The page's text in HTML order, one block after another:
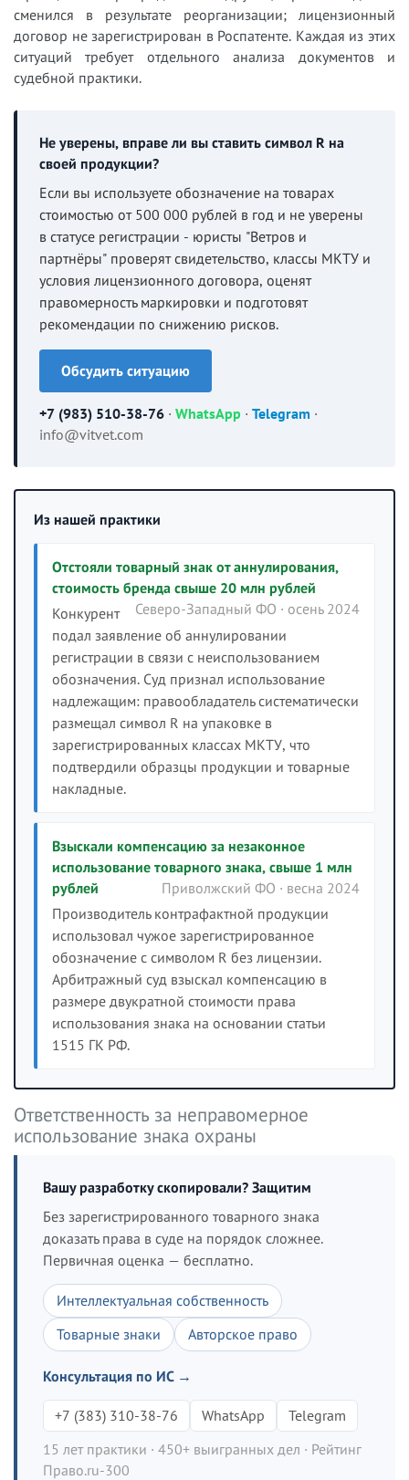
сменился в результате реорганизации; лицензионный
договор не зарегистрирован в Роспатенте. Каждая из этих
ситуаций требует отдельного анализа документов и
судебной практики.
Не уверены, вправе ли вы ставить символ R на
своей продукции?
Если вы используете обозначение на товарах
стоимостью от 500 000 рублей в год и не уверены
в статусе регистрации - юристы "Ветров и
партнёры" проверят свидетельство, классы МКТУ и
условия лицензионного договора, оценят
правомерность маркировки и подготовят
рекомендации по снижению рисков.
Обсудить ситуацию
+7 (983) 510-38-76 · WhatsApp · Telegram ·
info@vitvet.com
Из нашей практики
Отстояли товарный знак от аннулирования,
стоимость бренда свыше 20 млн рублей
Северо-Западный ФО · осень 2024
Конкурент
подал заявление об аннулировании
регистрации в связи с неиспользованием
обозначения. Суд признал использование
надлежащим: правообладатель систематически
размещал символ R на упаковке в
зарегистрированных классах МКТУ, что
подтвердили образцы продукции и товарные
накладные.
Взыскали компенсацию за незаконное
использование товарного знака, свыше 1 млн
рублей
Приволжский ФО · весна 2024
Производитель контрафактной продукции
использовал чужое зарегистрированное
обозначение с символом R без лицензии.
Арбитражный суд взыскал компенсацию в
размере двукратной стоимости права
использования знака на основании статьи
1515 ГК РФ.
Ответственность за неправомерное
использование знака охраны
Вашу разработку скопировали? Защитим
Без зарегистрированного товарного знака
доказать права в суде на порядок сложнее.
Первичная оценка — бесплатно.
Интеллектуальная собственность
Товарные знаки
Авторское право
Консультация по ИС →
+7 (383) 310-38-76 WhatsApp
Telegram
15 лет практики · 450+ выигранных дел · Рейтинг
Право.ru-300